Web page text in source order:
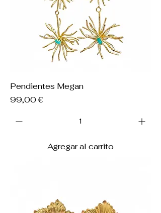
Pendientes Megan
Precio
99,00 €
Agregar al carrito